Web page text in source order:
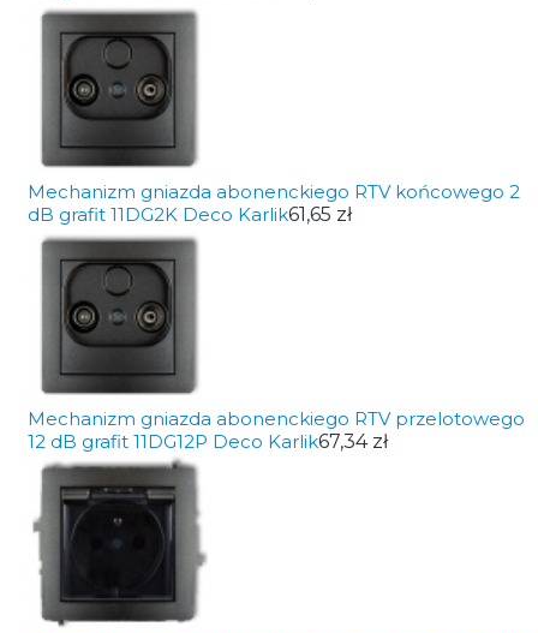
Mechanizm gniazda abonenckiego RTV końcowego 2
dB grafit 11DG2K Deco Karlik61,65 zł
Mechanizm gniazda abonenckiego RTV przelotowego
12 dB grafit 11DG12P Deco Karlik67,34 zł